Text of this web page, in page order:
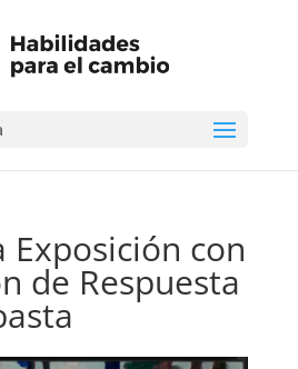
Exposición con
de Respuesta